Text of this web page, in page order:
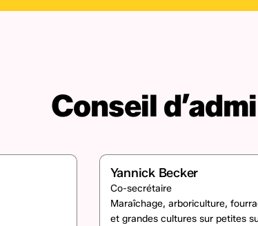
Conseil
Yannick Becker
Co-secrétaire
Maraîchage, arboriculture,
et grandes cultures sur petites